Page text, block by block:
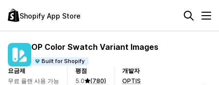
Shopify App Store
OP Color Swatch Variant Images
Built for Shopify
요금제
무료 플랜 사용 가능
평점
5.0
(780)
개발자
OPTIS